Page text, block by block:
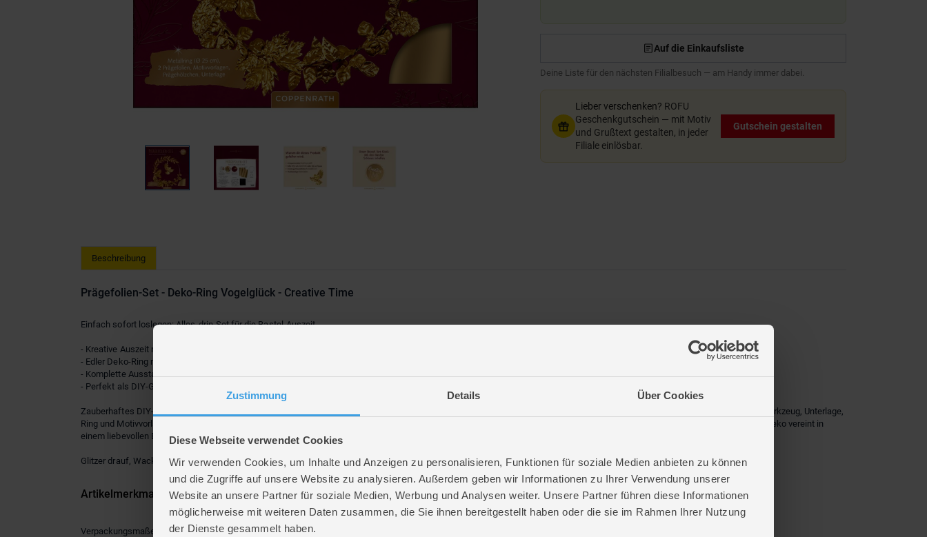
Zustimmung Details Über Cookies
Diese Webseite verwendet Cookies
Wir verwenden Cookies, um Inhalte und Anzeigen zu personalisieren, Funktionen für soziale Medien anbieten zu können
und die Zugriffe auf unsere Website zu analysieren. Außerdem geben wir Informationen zu Ihrer Verwendung unserer
Website an unsere Partner für soziale Medien, Werbung und Analysen weiter. Unsere Partner führen diese Informationen
möglicherweise mit weiteren Daten zusammen, die Sie ihnen bereitgestellt haben oder die sie im Rahmen Ihrer Nutzung
der Dienste gesammelt haben.
Auf die Einkaufsliste
Deine Liste für den nächsten Filialbesuch — am Handy immer dabei.
Lieber verschenken? ROFU
Geschenkgutschein — mit Motiv
und Grußtext gestalten, in jeder
Filiale einlösbar.
Gutschein gestalten
Beschreibung
Prägefolien-Set - Deko-Ring Vogelglück - Creative Time
Einfach sofort loslegen: Alles-drin-Set für die Bastel-Auszeit
- Kreative Auszeit mit entspannendem Effekt
- Edler Deko-Ring mit Goldfolie
- Komplette Ausstattung für sofortigen Start
- Perfekt als DIY-Geschenk oder Wandschmuck
Zauberhaftes DIY-Erlebnis mit goldenem Glanz! Dieses Prägefolien-Set für einen Deko-Ring mit Vögeln vereint kreative Freude und dekoratives Ergebnis. Mit Prägefolien, Holzwerkzeug, Unterlage,
Ring und Motivvorlagen ist alles dabei, was man braucht, um gleich anzufangen, und es entsteht ein traumhafter Deko-Kranz mit Vogelmotiv. Entspannung, Freude und stilvolle Deko vereint in
einem liebevollen Bastelprojekt.
Glitzer drauf, Wackelauge dran – fertig ist das Meisterwerk! Entdecke jetzt unserBastelzubehörund bring Farbe in deine Bastelwelt.
Artikelmerkmale
Verpackungsmaße
Länge ca. 25,5 cm